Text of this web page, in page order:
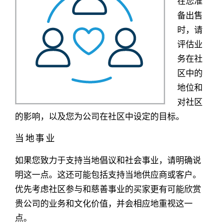
备出售
时，请
评估业
务在社
区中的
地位和
对社区
的影响，以及您为公司在社区中设定的目标。
当地事业
如果您致力于支持当地倡议和社会事业，请明确说
明这一点。这还可能包括支持当地供应商或客户。
优先考虑社区参与和慈善事业的买家更有可能欣赏
贵公司的业务和文化价值，并会相应地重视这一
点。